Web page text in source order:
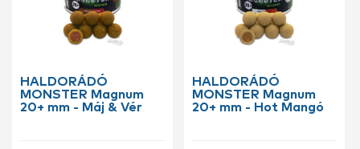
HALDORÁDÓ
MONSTER Magnum
20+ mm - Máj & Vér
HALDORÁDÓ
MONSTER Magnum
20+ mm - Hot Mangó